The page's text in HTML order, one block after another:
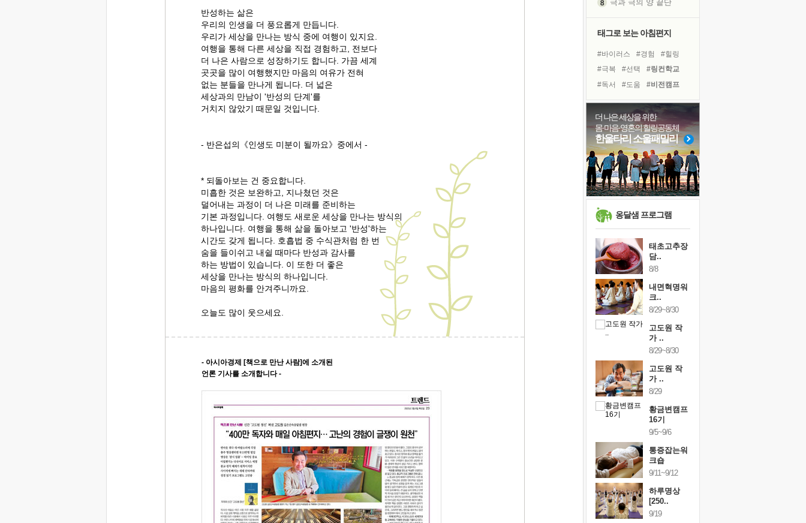
반성하는 삶은
우리의 인생을 더 풍요롭게 만듭니다.
우리가 세상을 만나는 방식 중에 여행이 있지요.
여행을 통해 다른 세상을 직접 경험하고, 전보다
더 나은 사람으로 성장하기도 합니다. 가끔 세계
곳곳을 많이 여행했지만 마음의 여유가 전혀
없는 분들을 만나게 됩니다. 더 넓은
세상과의 만남이 '반성의 단계'를
거치지 않았기 때문일 것입니다.
- 반은섭의《인생도 미분이 될까요》중에서 -
* 되돌아보는 건 중요합니다.
미흡한 것은 보완하고, 지나쳤던 것은
덜어내는 과정이 더 나은 미래를 준비하는
기본 과정입니다. 여행도 새로운 세상을 만나는 방식의
하나입니다. 여행을 통해 삶을 돌아보고 '반성'하는
시간도 갖게 됩니다. 호흡법 중 수식관처럼 한 번
숨을 들이쉬고 내쉴 때마다 반성과 감사를
하는 방법이 있습니다. 이 또한 더 좋은
세상을 만나는 방식의 하나입니다.
마음의 평화를 안겨주니까요.
오늘도 많이 웃으세요.
- 아시아경제 [책으로 만난 사람]에 소개된
언론 기사를 소개합니다 -
극과 극의 양 끝단
아픈 아버지를 위한 공간 설계
슬럼프
보고 싶은 어머니
유년 시절의 부산 영도 바다
못된 꼰대들
희망이란
'모른다'는 것
귀를 열고 마음을 내어주고
태그로 보는 아침편지
#바이러스 #경험
#힐링
#극복
#선택
#링컨학교
#독서
#도움
#비전캠프
#계획
#유튜브
#삶
#면역력
#위기
#친구
#아이들
#건강
#다짐
#나눔
#독서캠프 #리더
더 나은 세상을 위한
몸·마음·영혼의 힐링공동체
한울타리 소울패밀리
옹달샘 프로그램
태초고추장
담..
8/8
내면혁명워
크..
8/29~8/30
고도원 작
가 ..
8/29~8/30
고도원 작
가 ..
8/29
황금변캠프
16기
9/5~9/6
통증잡는워
크숍
9/11~9/12
하루명상
[250..
9/19